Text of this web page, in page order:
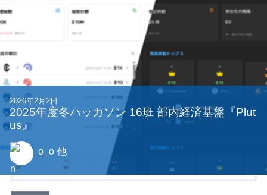
2026年2月2日
2025年度冬ハッカソン 16班 部内経済基盤『Plut
us』
o_o 他